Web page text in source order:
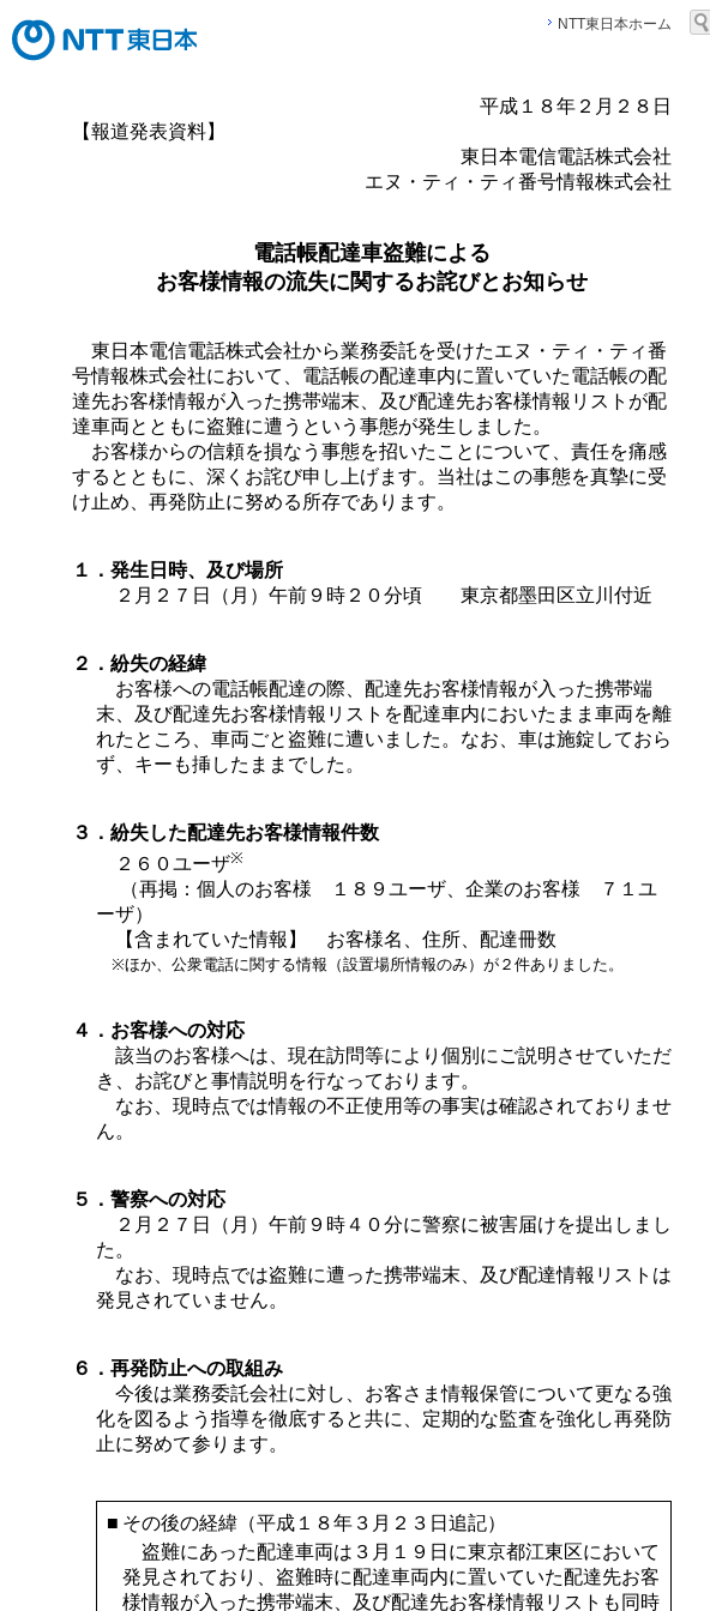
NTT東日本ホーム
平成１８年２月２８日
【報道発表資料】
東日本電信電話株式会社
エヌ・ティ・ティ番号情報株式会社
電話帳配達車盗難による
お客様情報の流失に関するお詫びとお知らせ
東日本電信電話株式会社から業務委託を受けたエヌ・ティ・ティ番
号情報株式会社において、電話帳の配達車内に置いていた電話帳の配
達先お客様情報が入った携帯端末、及び配達先お客様情報リストが配
達車両とともに盗難に遭うという事態が発生しました。
お客様からの信頼を損なう事態を招いたことについて、責任を痛感
するとともに、深くお詫び申し上げます。当社はこの事態を真摯に受
け止め、再発防止に努める所存であります。
１．発生日時、及び場所
２月２７日（月）午前９時２０分頃 東京都墨田区立川付近
２．紛失の経緯
お客様への電話帳配達の際、配達先お客様情報が入った携帯端
末、及び配達先お客様情報リストを配達車内においたまま車両を離
れたところ、車両ごと盗難に遭いました。なお、車は施錠しておら
ず、キーも挿したままでした。
３．紛失した配達先お客様情報件数
２６０ユーザ※
（再掲：個人のお客様 １８９ユーザ、企業のお客様 ７１ユ
ーザ）
【含まれていた情報】 お客様名、住所、配達冊数
※ほか、公衆電話に関する情報（設置場所情報のみ）が２件ありました。
４．お客様への対応
該当のお客様へは、現在訪問等により個別にご説明させていただ
き、お詫びと事情説明を行なっております。
なお、現時点では情報の不正使用等の事実は確認されておりませ
ん。
５．警察への対応
２月２７日（月）午前９時４０分に警察に被害届けを提出しまし
た。
なお、現時点では盗難に遭った携帯端末、及び配達情報リストは
発見されていません。
６．再発防止への取組み
今後は業務委託会社に対し、お客さま情報保管について更なる強
化を図るよう指導を徹底すると共に、定期的な監査を強化し再発防
止に努めて参ります。
■ その後の経緯（平成１８年３月２３日追記）
盗難にあった配達車両は３月１９日に東京都江東区において
発見されており、盗難時に配達車両内に置いていた配達先お客
様情報が入った携帯端末、及び配達先お客様情報リストも同時